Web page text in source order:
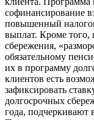
софинансирование
повышенный
выплат. Кроме того,
сбережения,
обязательному
их в программу
клиентов есть
зафиксировать
долгосрочных
года, подчеркивают